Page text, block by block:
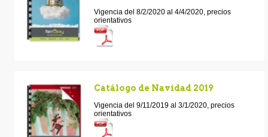
Vigencia del 8/2/2020 al 4/4/2020, precios
orientativos
Catálogo de Navidad 2019
Vigencia del 9/11/2019 al 3/1/2020, precios
orientativos